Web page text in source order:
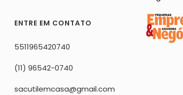
ENTRE EM CONTATO
5511965420740
(11) 96542-0740
sacutilemcasa@gmail.com